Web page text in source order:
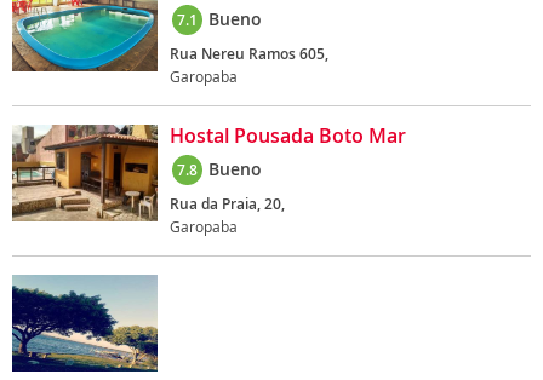
7.1 Bueno
Rua Nereu Ramos 605,
Garopaba
Hostal Pousada Boto Mar
7.8 Bueno
Rua da Praia, 20,
Garopaba